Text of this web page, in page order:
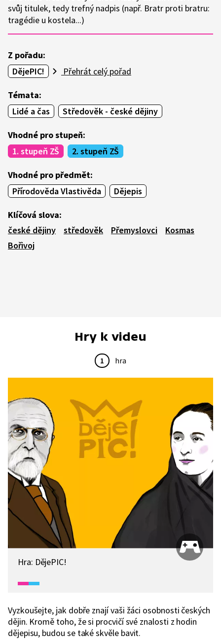
svůj titulek, tedy trefný nadpis (např. Bratr proti bratru:
tragédie u kostela...)
Z pořadu:
DějePIC!
Přehrát celý pořad
Témata:
Lidé a čas
Středověk - české dějiny
Vhodné pro stupeň:
1. stupeň ZŠ
2. stupeň ZŠ
Vhodné pro předmět:
Přírodověda Vlastivěda
Dějepis
Klíčová slova:
české dějiny
středověk Přemyslovci
Kosmas
Bořivoj
Hry k videu
1 hra
Hra: DějePIC!
Vyzkoušejte, jak dobře znají vaši žáci osobnosti českých
dějin. Kromě toho, že si procvičí své znalosti z hodin
dějepisu, budou se také skvěle bavit.